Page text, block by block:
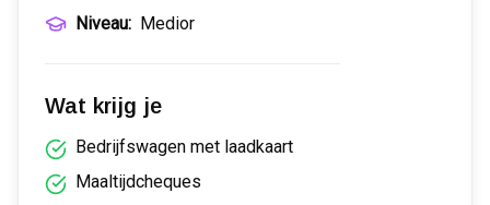
Niveau: Medior
Wat krijg je
Bedrijfswagen met laadkaart
Maaltijdcheques